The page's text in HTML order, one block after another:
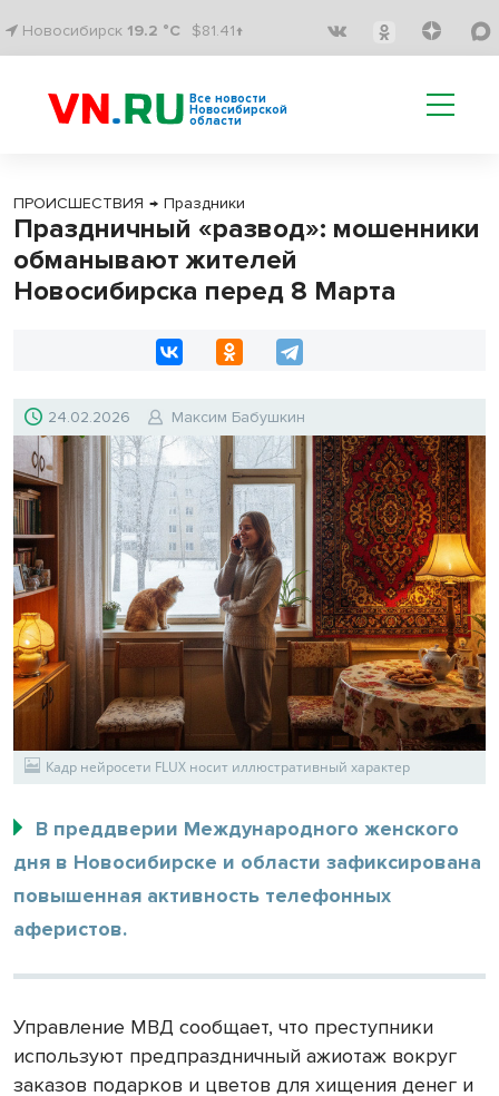
Новосибирск 19.2 °C $81.41↑
Все новости
Новосибирской
области
ПРОИСШЕСТВИЯ → Праздники
Праздничный «развод»: мошенники
обманывают жителей
Новосибирска перед 8 Марта
24.02.2026 Максим Бабушкин
Кадр нейросети FLUX носит иллюстративный характер
В преддверии Международного женского
дня в Новосибирске и области зафиксирована
повышенная активность телефонных
аферистов.
Управление МВД сообщает, что преступники
используют предпраздничный ажиотаж вокруг
заказов подарков и цветов для хищения денег и